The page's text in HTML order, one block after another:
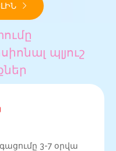
պլյուշ
3-7 օրվա